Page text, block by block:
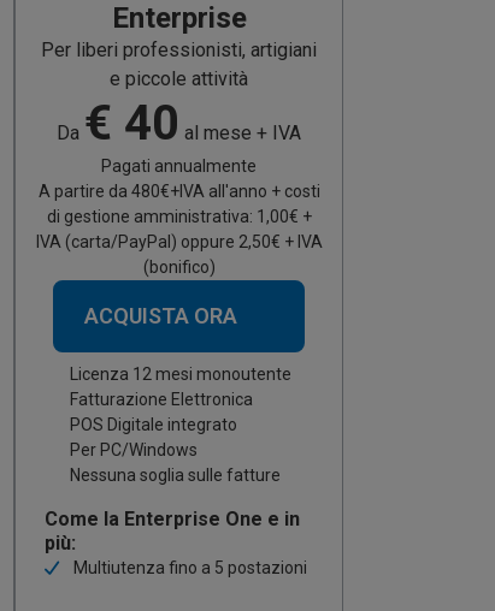
Enterprise
Per liberi professionisti, artigiani
e piccole attività
Da € 40 al mese + IVA
Pagati annualmente
A partire da 480€+IVA all'anno + costi
di gestione amministrativa: 1,00€ +
IVA (carta/PayPal) oppure 2,50€ + IVA
(bonifico)
ACQUISTA ORA
Licenza 12 mesi monoutente
Fatturazione Elettronica
POS Digitale integrato
Per PC/Windows
Nessuna soglia sulle fatture
Come la Enterprise One e in
più:
Multiutenza fino a 5 postazioni